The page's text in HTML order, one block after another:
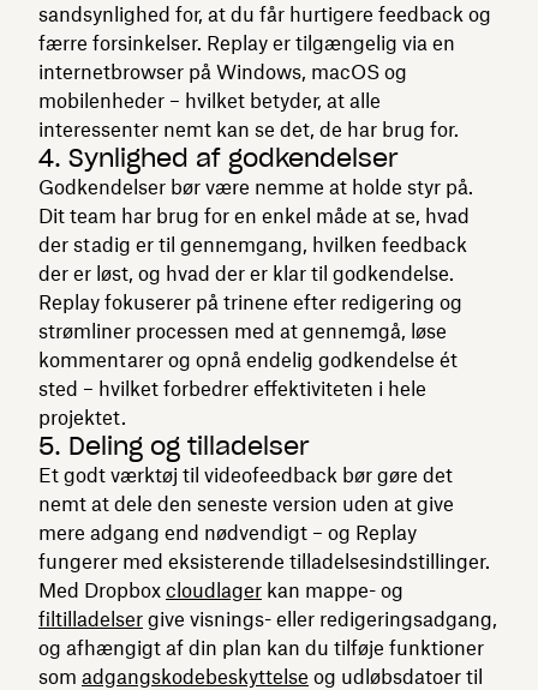
sandsynlighed for, at du får hurtigere feedback og
færre forsinkelser. Replay er tilgængelig via en
internetbrowser på Windows, macOS og
mobilenheder – hvilket betyder, at alle
interessenter nemt kan se det, de har brug for.
4. Synlighed af godkendelser
Godkendelser bør være nemme at holde styr på.
Dit team har brug for en enkel måde at se, hvad
der stadig er til gennemgang, hvilken feedback
der er løst, og hvad der er klar til godkendelse.
Replay fokuserer på trinene efter redigering og
strømliner processen med at gennemgå, løse
kommentarer og opnå endelig godkendelse ét
sted – hvilket forbedrer effektiviteten i hele
projektet.
5. Deling og tilladelser
Et godt værktøj til videofeedback bør gøre det
nemt at dele den seneste version uden at give
mere adgang end nødvendigt – og Replay
fungerer med eksisterende tilladelsesindstillinger.
Med Dropbox cloudlager kan mappe- og
filtilladelser give visnings- eller redigeringsadgang,
og afhængigt af din plan kan du tilføje funktioner
som adgangskodebeskyttelse og udløbsdatoer til